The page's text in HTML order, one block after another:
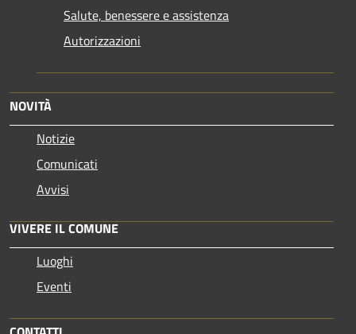
Salute, benessere e assistenza
Autorizzazioni
NOVITÀ
Notizie
Comunicati
Avvisi
VIVERE IL COMUNE
Luoghi
Eventi